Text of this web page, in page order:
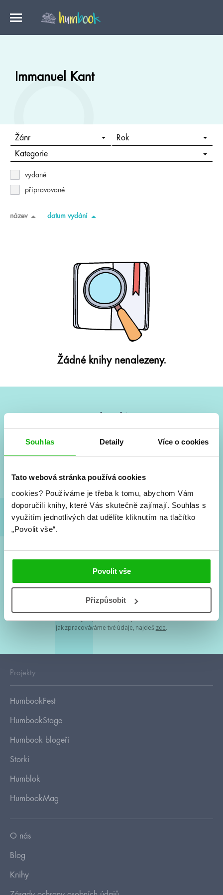
Souhlas Detaily Více o cookies
Tato webová stránka používá cookies
cookies? Používáme je třeba k tomu, abychom Vám
doporučili knihy, které Vás skutečně zajímají. Souhlas s
využitím jednotlivých dat udělíte kliknutím na tlačítko
„Povolit vše“.
Povolit vše
Přizpůsobit
Immanuel Kant
Žánr Rok
Kategorie
vydané
připravované
název datum vydání
Žádné knihy nenalezeny.
Vše kolem #youngadult každý měsíc rovnou do mailu!
a seriálové adaptace a další.
Souhlasím spodmínkami zpracování osobních údajů
Tvá e-mailová adresa je u nás v bezpečí. Přečti si
jak zpracováváme tvé údaje, najdeš zde.
Projekty
HumbookFest
HumbookStage
Humbook blogeři
Storki
Humblok
HumbookMag
O nás
Blog
Knihy